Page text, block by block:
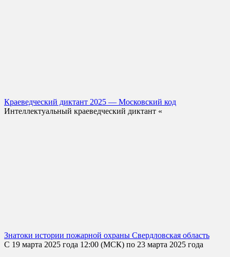
Краеведческий диктант 2025 — Московский код
Интеллектуальный краеведческий диктант «
Знатоки истории пожарной охраны Свердловская область
С 19 марта 2025 года 12:00 (МСК) по 23 марта 2025 года